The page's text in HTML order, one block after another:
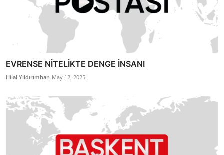
EVRENSE NİTELİKTE DENGE İNSANI
Hilal Yıldırımhan May 12, 2025